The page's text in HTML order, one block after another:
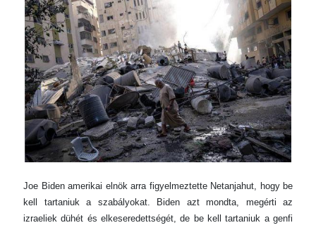
Joe Biden amerikai elnök arra figyelmeztette Netanjahut, hogy be
kell tartaniuk a szabályokat. Biden azt mondta, megérti az
izraeliek dühét és elkeseredettségét, de be kell tartaniuk a genfi